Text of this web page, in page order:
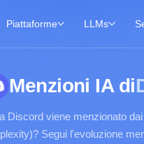
Piattaforme LLMs
Menzioni IA di
Discord viene menzionato
Segui l'evoluzione